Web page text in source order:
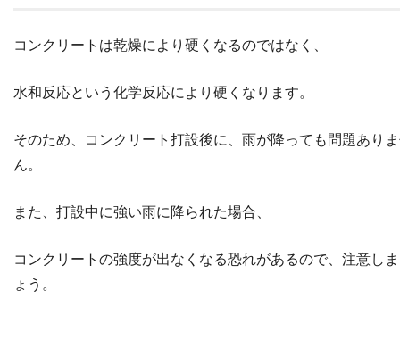
コンクリートは乾燥により硬くなるのではなく、
水和反応という化学反応により硬くなります。
そのため、コンクリート打設後に、雨が降っても問題あり
ん。
また、打設中に強い雨に降られた場合、
コンクリートの強度が出なくなる恐れがあるので、注意し
ょう。